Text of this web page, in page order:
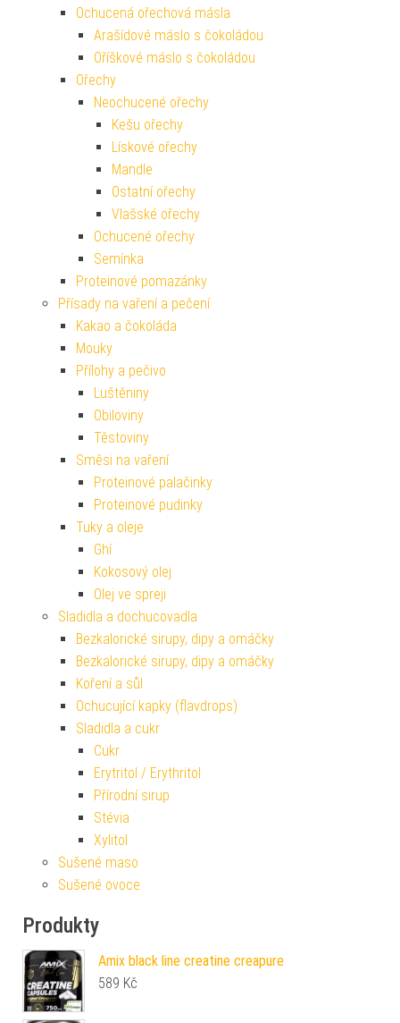
Ochucená ořechová másla
Arašídové máslo s čokoládou
Oříškové máslo s čokoládou
Ořechy
Neochucené ořechy
Kešu ořechy
Lískové ořechy
Mandle
Ostatní ořechy
Vlašské ořechy
Ochucené ořechy
Semínka
Proteinové pomazánky
Přísady na vaření a pečení
Kakao a čokoláda
Mouky
Přílohy a pečivo
Luštěniny
Obiloviny
Těstoviny
Směsi na vaření
Proteinové palačinky
Proteinové pudinky
Tuky a oleje
Ghí
Kokosový olej
Olej ve spreji
Sladidla a dochucovadla
Bezkalorické sirupy, dipy a omáčky
Bezkalorické sirupy, dipy a omáčky
Koření a sůl
Ochucující kapky (flavdrops)
Sladidla a cukr
Cukr
Erytritol / Erythritol
Přírodní sirup
Stévia
Xylitol
Sušené maso
Sušené ovoce
Produkty
Amix black line creatine creapure
589 Kč